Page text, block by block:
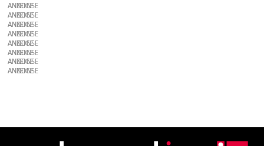
ANZEIGE
ANZEIGE
ANZEIGE
ANZEIGE
ANZEIGE
ANZEIGE
ANZEIGE
ANZEIGE